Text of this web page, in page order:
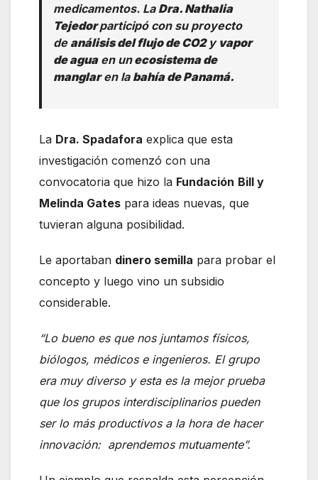
medicamentos. LaDra. Nathalia
Tejedorparticipó con su proyecto
de análisis del flujo de CO2y vapor
de aguaen unecosistema de
manglaren la bahía de Panamá.
La Dra. Spadafora explica que esta
investigación comenzó con una
convocatoria que hizo la Fundación Bill y
Melinda Gates para ideas nuevas, que
tuvieran alguna posibilidad.
Le aportaban dinero semilla para probar el
concepto y luego vino un subsidio
considerable.
“Lo bueno es que nos juntamos físicos,
biólogos, médicos e ingenieros. El grupo
era muy diverso y esta es la mejor prueba
que los grupos interdisciplinarios pueden
ser lo más productivos a la hora de hacer
innovación: aprendemos mutuamente”.